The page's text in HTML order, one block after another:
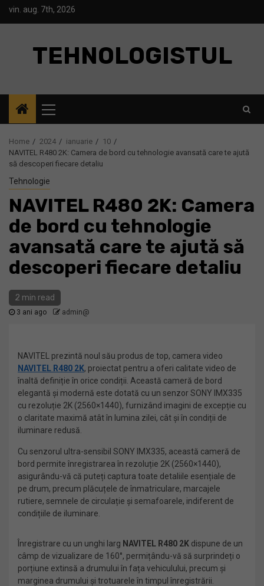
Skipvin. aug. 7th, 2026
TEHNOLOGISTUL
Menu
Home 2024 ianuarie
10
NAVITEL R480 2K: Camera de bord cu tehnologie avansată care te ajută
să descoperi fiecare detaliu
Tehnologie
NAVITEL R480 2K: Camera
de bord cu tehnologie
avansată care te ajută să
descoperi fiecare detaliu
2 min read
3 ani ago admin@
NAVITEL prezintă noul său produs de top, camera video
NAVITEL R480 2K, proiectat pentru a oferi calitate video de
înaltă definiție în orice condiții. Această cameră de bord
elegantă și modernă este dotată cu un senzor SONY IMX335
cu rezoluție 2K (2560×1440), furnizând imagini de excepție cu
o claritate maximă atât în lumina zilei, cât și în condiții de
iluminare redusă.
Cu senzorul ultra-sensibil SONY IMX335, această cameră de
bord permite înregistrarea în rezoluție 2K (2560×1440),
asigurându-vă că puteți captura toate detaliile esențiale de
pe drum, precum plăcuțele de înmatriculare, marcajele
rutiere, semnele de circulație și semafoarele, indiferent de
condițiile de iluminare.
Înregistrare cu un unghi larg NAVITEL R480 2K dispune de un
câmp de vizualizare de 160°, permițându-vă să surprindeți o
porțiune extinsă a drumului în fața vehiculului, precum și
marginea drumului și trotuarele în timpul înregistrării.